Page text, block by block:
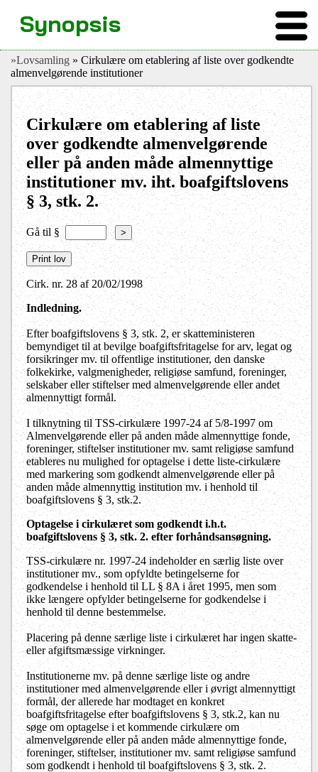
»Lovsamling » Cirkulære om etablering af liste over godkendte
almenvelgørende institutioner
Cirkulære om etablering af liste
over godkendte almenvelgørende
eller på anden måde almennyttige
institutioner mv. iht. boafgiftslovens
§ 3, stk. 2.
Gå til § >
Cirk. nr. 28 af 20/02/1998
Indledning.
Efter boafgiftslovens § 3, stk. 2, er skatteministeren
bemyndiget til at bevilge boafgiftsfritagelse for arv, legat og
forsikringer mv. til offentlige institutioner, den danske
folkekirke, valgmenigheder, religiøse samfund, foreninger,
selskaber eller stiftelser med almenvelgørende eller andet
almennyttigt formål.
I tilknytning til TSS-cirkulære 1997-24 af 5/8-1997 om
Almenvelgørende eller på anden måde almennyttige fonde,
foreninger, stiftelser institutioner mv. samt religiøse samfund
etableres nu mulighed for optagelse i dette liste-cirkulære
med markering som godkendt almenvelgørende eller på
anden måde almennyttig institution mv. i henhold til
boafgiftslovens § 3, stk.2.
Optagelse i cirkulæret som godkendt i.h.t.
boafgiftslovens § 3, stk. 2. efter forhåndsansøgning.
TSS-cirkulære nr. 1997-24 indeholder en særlig liste over
institutioner mv., som opfyldte betingelserne for
godkendelse i henhold til LL § 8A i året 1995, men som
ikke længere opfylder betingelserne for godkendelse i
henhold til denne bestemmelse.
Placering på denne særlige liste i cirkulæret har ingen skatte-
eller afgiftsmæssige virkninger.
Institutionerne mv. på denne særlige liste og andre
institutioner med almenvelgørende eller i øvrigt almennyttigt
formål, der allerede har modtaget en konkret
boafgiftsfritagelse efter boafgiftslovens § 3, stk.2, kan nu
søge om optagelse i et kommende cirkulære om
almenvelgørende eller på anden måde almennyttige fonde,
foreninger, stiftelser, institutioner mv. samt religiøse samfund
som godkendt i henhold til boafgiftslovens § 3, stk. 2.
Synopsis